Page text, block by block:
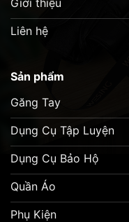
Liên hệ
Sản phẩm
Găng Tay
Dụng Cụ Tập Luyện
Dụng Cụ Bảo Hộ
Quần Áo
Phụ Kiện